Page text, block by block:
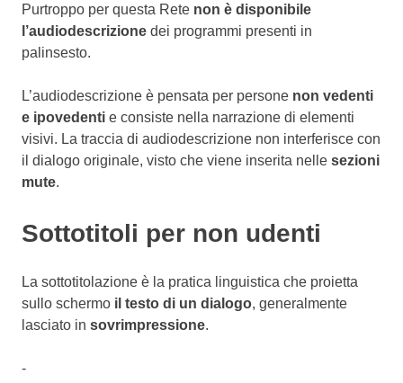
Purtroppo per questa Rete non è disponibile
l’audiodescrizione dei programmi presenti in
palinsesto.
L’audiodescrizione è pensata per persone non vedenti
e ipovedenti e consiste nella narrazione di elementi
visivi. La traccia di audiodescrizione non interferisce con
il dialogo originale, visto che viene inserita nelle sezioni
mute.
Sottotitoli per non udenti
La sottotitolazione è la pratica linguistica che proietta
sullo schermo il testo di un dialogo, generalmente
lasciato in sovrimpressione.
-